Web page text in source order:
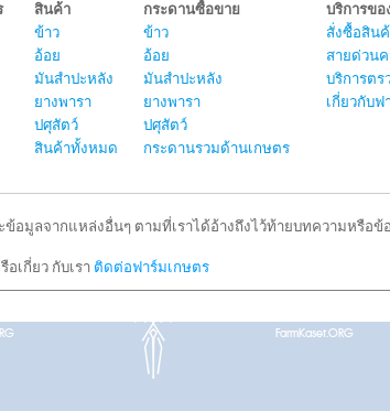
สินค้า
ข้าว
อ้อย
มันสำปะหลัง
ยางพารา
ปศุสัตว์
สินค้าทั้งหมด
กระดานซื้อขาย
ข้าว
อ้อย
มันสำปะหลัง
ยางพารา
ปศุสัตว์
กระดานรวมด้านเกษตร
บริการขอ
สั่งซื้อสิน
สายด่วนค
บริการตร
เกี่ยวกับฟ
อมูลจากแหล่งอื่นๆ ตามที่เราได้อ้างถึงไว้ท้ายบทความหรือข้
อเกี่ยว กับเรา ติดต่อฟาร์มเกษตร